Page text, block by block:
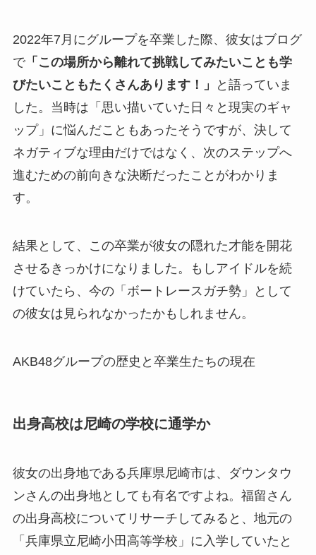
2022年7月にグループを卒業した際、彼女はブログ
で「この場所から離れて挑戦してみたいことも学
びたいこともたくさんあります！」
と語っていま
した。当時は「思い描いていた日々と現実のギャ
ップ」に悩んだこともあったそうですが、決して
ネガティブな理由だけではなく、次のステップへ
進むための前向きな決断だったことがわかりま
す。
結果として、この卒業が彼女の隠れた才能を開花
させるきっかけになりました。もしアイドルを続
けていたら、今の「ボートレースガチ勢」として
の彼女は見られなかったかもしれません。
AKB48グループの歴史と卒業生たちの現在
出身高校は尼崎の学校に通学か
彼女の出身地である兵庫県尼崎市は、ダウンタウ
ンさんの出身地としても有名ですよね。福留さん
の出身高校についてリサーチしてみると、地元の
「兵庫県立尼崎小田高等学校」に入学していたと